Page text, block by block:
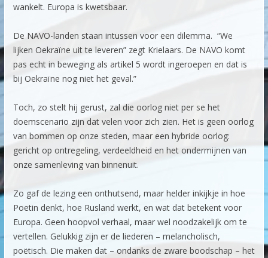
wankelt. Europa is kwetsbaar.
De NAVO-landen staan intussen voor een dilemma. “We
lijken Oekraïne uit te leveren” zegt Krielaars. De NAVO komt
pas echt in beweging als artikel 5 wordt ingeroepen en dat is
bij Oekraïne nog niet het geval.”
Toch, zo stelt hij gerust, zal die oorlog niet per se het
doemscenario zijn dat velen voor zich zien. Het is geen oorlog
van bommen op onze steden, maar een hybride oorlog:
gericht op ontregeling, verdeeldheid en het ondermijnen van
onze samenleving van binnenuit.
Zo gaf de lezing een onthutsend, maar helder inkijkje in hoe
Poetin denkt, hoe Rusland werkt, en wat dat betekent voor
Europa. Geen hoopvol verhaal, maar wel noodzakelijk om te
vertellen. Gelukkig zijn er de liederen – melancholisch,
poëtisch. Die maken dat – ondanks de zware boodschap – het